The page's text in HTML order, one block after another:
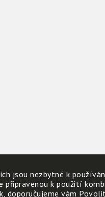
jsou nezbytné k
připravenou k použití
vám